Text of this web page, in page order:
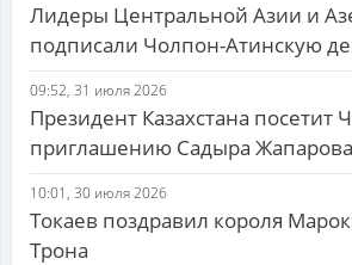
Лидеры Центральной Азии и
подписали Чолпон-Атинскую
09:52, 31 июля 2026
Президент Казахстана посетит
приглашению Садыра Жапарова
10:01, 30 июля 2026
Токаев поздравил короля
Трона